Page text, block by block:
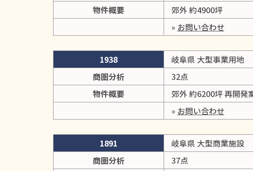
物件概要
郊外 約4900坪
» お問い合わせ
1938
岐阜県 大型事業用地
商圏分析
32点
物件概要
郊外 約6200坪 再開発
» お問い合わせ
1891
岐阜県 大型商業施設
商圏分析
37点